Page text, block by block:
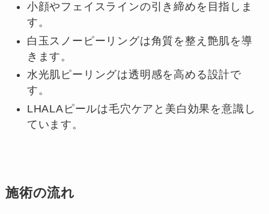
小顔やフェイスラインの引き締めを目指しま
す。
白玉スノーピーリングは角質を整え艶肌を導
きます。
水光肌ピーリングは透明感を高める設計で
す。
LHALAピールは毛穴ケアと美白効果を意識し
ています。
施術の流れ